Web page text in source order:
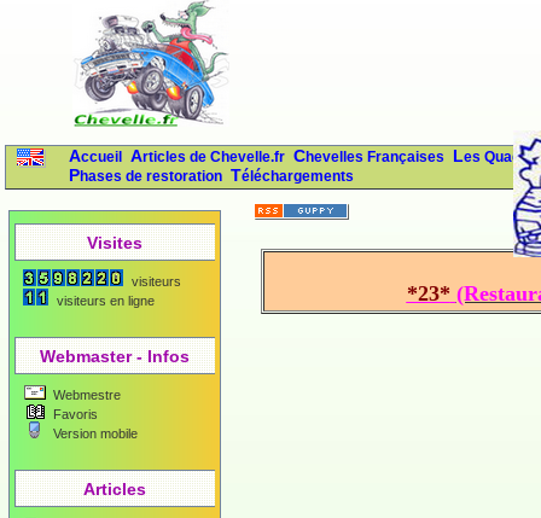
Accueil Articles de Chevelle.fr Chevelles Françaises
Les Quads
Phases de restoration
Téléchargements
Visites
visiteurs
visiteurs en ligne
Webmaster - Infos
Webmestre
Favoris
Version mobile
Articles
*23*